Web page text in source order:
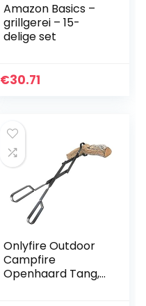
Amazon Basics –
grillgerei – 15-
delige set
€30.71
Onlyfire Outdoor
Campfire
Openhaard Tang,